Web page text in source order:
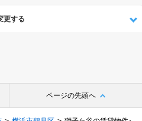
更する
ページの先頭へ